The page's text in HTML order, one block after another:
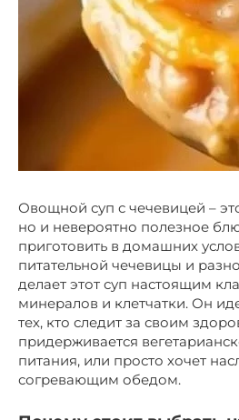
Овощной суп с чечевицей –
но и невероятно полезное
приготовить в домашних
питательной чечевицы и
делает этот суп настоящим
минералов и клетчатки. Он
тех, кто следит за своим
придерживается
питания, или просто хочет
согревающим обедом.